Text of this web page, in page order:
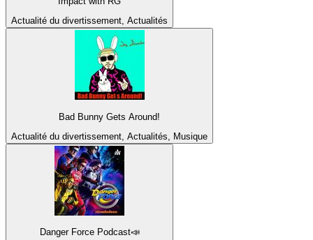
Actualité du divertissement, Actualités
Bad Bunny Gets Around!
Actualité du divertissement, Actualités, Musique
Danger Force Podcast📣